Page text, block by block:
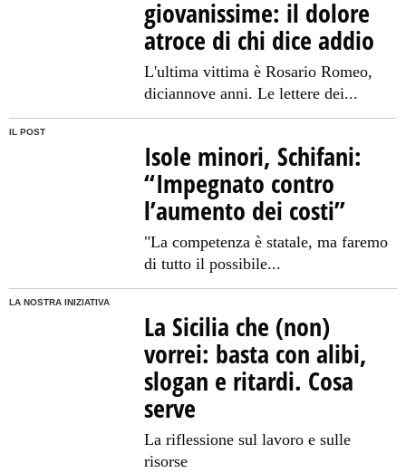
giovanissime: il dolore
atroce di chi dice addio
L'ultima vittima è Rosario Romeo,
diciannove anni. Le lettere dei...
IL POST
Isole minori, Schifani:
“Impegnato contro
l’aumento dei costi”
"La competenza è statale, ma faremo
di tutto il possibile...
LA NOSTRA INIZIATIVA
La Sicilia che (non)
vorrei: basta con alibi,
slogan e ritardi. Cosa
serve
La riflessione sul lavoro e sulle
risorse